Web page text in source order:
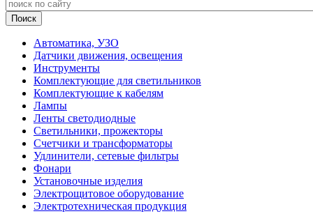
Автоматика, УЗО
Датчики движения, освещения
Инструменты
Комплектующие для светильников
Комплектующие к кабелям
Лампы
Ленты светодиодные
Светильники, прожекторы
Счетчики и трансформаторы
Удлинители, сетевые фильтры
Фонари
Установочные изделия
Электрощитовое оборудование
Электротехническая продукция